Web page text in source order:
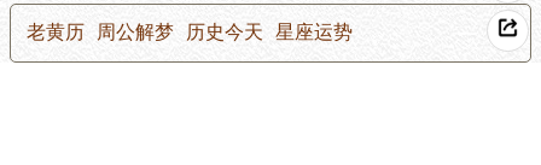
老黄历 周公解梦 历史今天 星座运势